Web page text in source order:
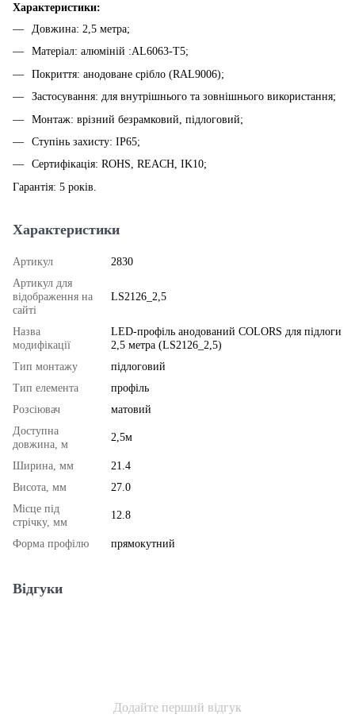
Характеристики:
Довжина: 2,5 метра;
Матеріал: алюміній :AL6063-T5;
Покриття: анодоване срібло (RAL9006);
Застосування: для внутрішнього та зовнішнього використання;
Монтаж: врізний безрамковий, підлоговий;
Ступінь захисту: IP65;
Сертифікація: ROHS, REACH, IK10;
Гарантія: 5 років.
Характеристики
Артикул
2830
Артикул для
відображення на
сайті
LS2126_2,5
Назва
модифікації
LED-профіль анодований COLORS для підлоги
2,5 метра (LS2126_2,5)
Тип монтажу
підлоговий
Тип елемента
профіль
Розсіювач
матовий
Доступна
довжина, м
2,5м
Ширина, мм
21.4
Висота, мм
27.0
Місце під
стрічку, мм
12.8
Форма профілю прямокутний
Відгуки
Додайте перший відгук